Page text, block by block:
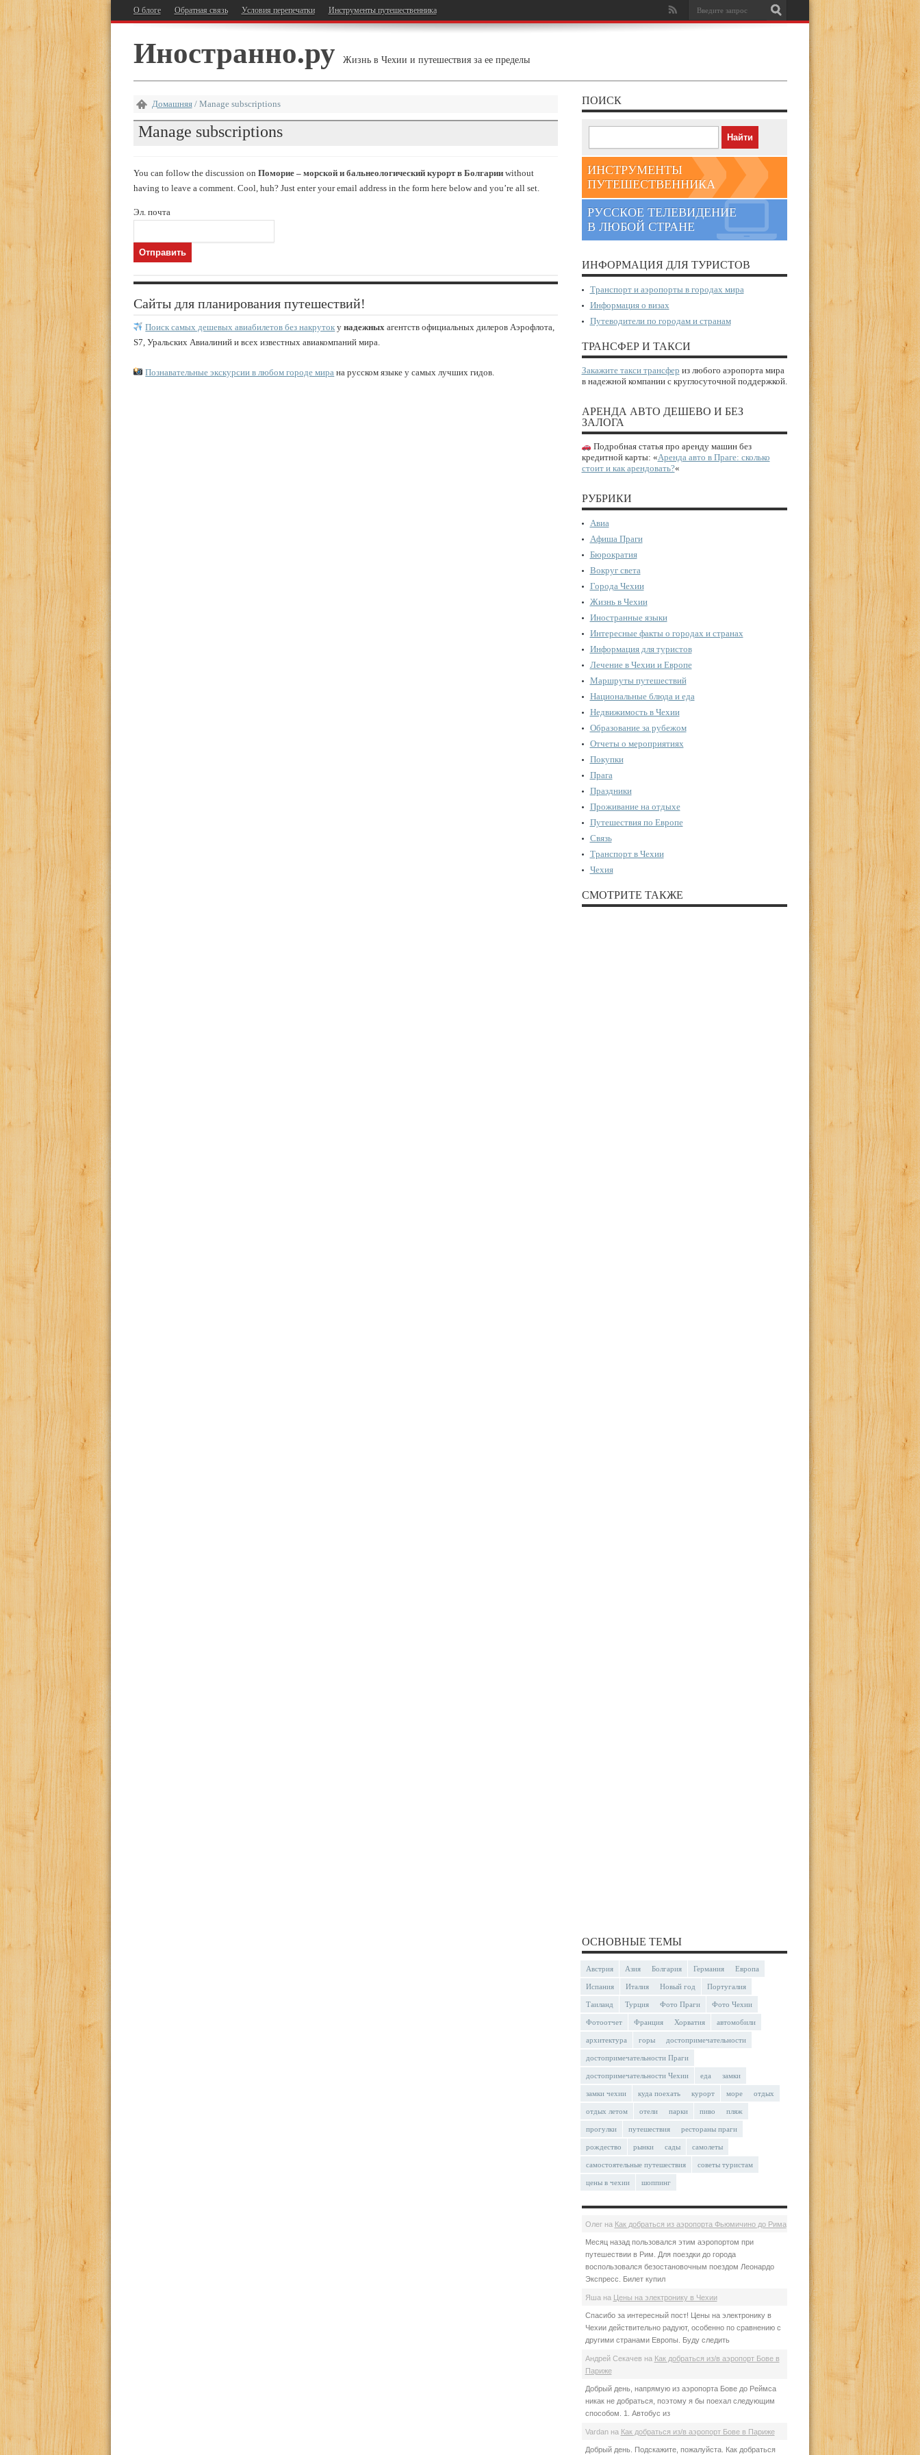
О блоге Обратная связь Условия перепечатки Инструменты путешественника
Иностранно.ру Жизнь в Чехии и путешествия за ее пределы
Домашняя/ Manage subscriptions
Manage subscriptions
You can follow the discussion on Поморие – морской и бальнеологический курорт в Болгарииwithout
having to leave a comment. Cool, huh? Just enter your email address in the form here below and you’re all set.
Эл. почта
Сайты для планирования путешествий!
Поиск самых дешевых авиабилетов без накруток унадежных агентств официальных дилеров Аэрофлота,
S7, Уральских Авиалиний и всех известных авиакомпаний мира.
Познавательные экскурсии в любом городе мира на русском языке у самых лучших гидов.
ПОИСК
ИНСТРУМЕНТЫ
ПУТЕШЕСТВЕННИКА
РУССКОЕ ТЕЛЕВИДЕНИЕ
В ЛЮБОЙ СТРАНЕ
ИНФОРМАЦИЯ ДЛЯ ТУРИСТОВ
Транспорт и аэропорты в городах мира
Информация о визах
Путеводители по городам и странам
ТРАНСФЕР И ТАКСИ
Закажите такси трансфер из любого аэропорта мира
в надежной компании с круглосуточной поддержкой.
АРЕНДА АВТО ДЕШЕВО И БЕЗ
ЗАЛОГА
Подробная статья про аренду машин без
кредитной карты: «Аренда авто в Праге: сколько
стоит и как арендовать?«
РУБРИКИ
Авиа
Афиша Праги
Бюрократия
Вокруг света
Города Чехии
Жизнь в Чехии
Иностранные языки
Интересные факты о городах и странах
Информация для туристов
Лечение в Чехии и Европе
Маршруты путешествий
Национальные блюда и еда
Недвижимость в Чехии
Образование за рубежом
Отчеты о мероприятиях
Покупки
Прага
Праздники
Проживание на отдыхе
Путешествия по Европе
Связь
Транспорт в Чехии
Чехия
СМОТРИТЕ ТАКЖЕ
ОСНОВНЫЕ ТЕМЫ
Австрия Азия Болгария Германия Европа
Испания Италия Новый год Португалия
Таиланд Турция Фото Праги Фото Чехии
Фотоотчет Франция Хорватия автомобили
архитектура горы достопримечательности
достопримечательности Праги
достопримечательности Чехии еда замки
замки чехии куда поехать курорт море отдых
отдых летом отели парки пиво пляж
прогулки путешествия рестораны праги
рождество рынки сады самолеты
самостоятельные путешествия советы туристам
цены в чехии шоппинг
Олегна Как добраться из аэропорта Фьюмичино до Рима
Месяц назад пользовался этим аэропортом при
путешествии в Рим. Для поездки до города
воспользовался безостановочным поездом Леонардо
Экспресс. Билет купил
Яша на Цены на электронику в Чехии
Спасибо за интересный пост! Цены на электронику в
Чехии действительно радуют, особенно по сравнению с
другими странами Европы. Буду следить
Андрей Секачев на Как добраться из/в аэропорт Бове в
Париже
Добрый день, напрямую из аэропорта Бове до Реймса
никак не добраться, поэтому я бы поехал следующим
способом. 1. Автобус из
Vardanна Как добраться из/в аэропорт Бове в Париже
Добрый день. Подскажите, пожалуйста. Как добраться